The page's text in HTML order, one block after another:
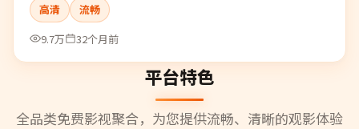
高清
流畅
9.7万
32个月前
平台特色
全品类免费影视聚合，为您提供流畅、清晰的观影体验